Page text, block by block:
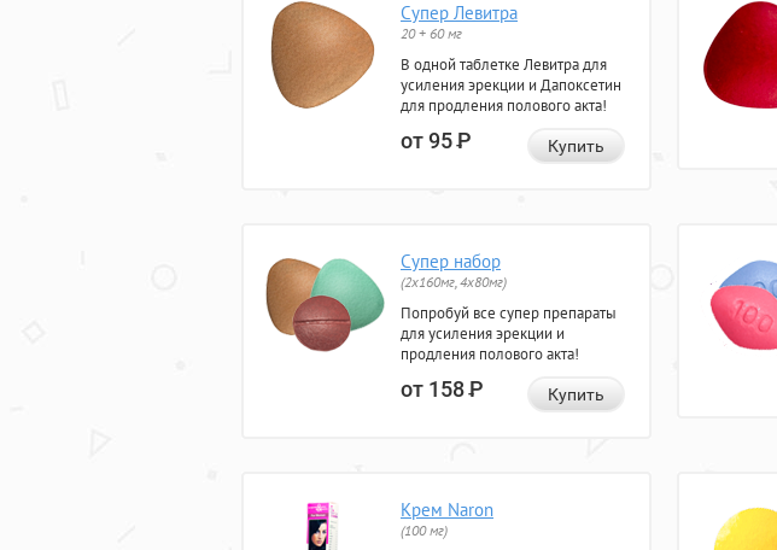
Супер Левитра
20 + 60 мг
В одной таблетке Левитра для
усиления эрекции и Дапоксетин
для продления полового акта!
от 95Р Купить
Супер набор
(2х160мг, 4х80мг)
Попробуй все супер препараты
для усиления эрекции и
продления полового акта!
от 158Р Купить
Крем Naron
(100 мг)